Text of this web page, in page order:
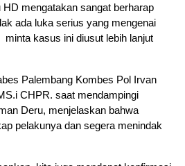
mengatakan sangat berharap
ada luka serius yang mengenai
kasus ini diusut lebih lanjut
Palembang Kombes Pol Irvan
CHPR. saat mendampingi
Deru, menjelaskan bahwa
pelakunya dan segera menindak